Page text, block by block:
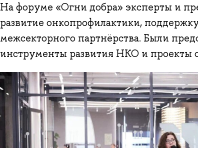
На форуме «Огни добра» эксперты и
развитие онкопрофилактики,
межсекторного партнёрства. Были
инструменты развития НКО и проекты